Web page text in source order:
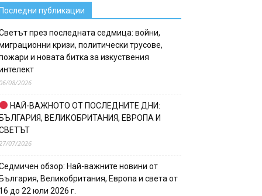
публикации
през последната седмица: войни,
кризи, политически трусове,
и новата битка за изкуствения
08/2026
НАЙ-ВАЖНОТО ОТ ПОСЛЕДНИТЕ ДНИ:
ВЕЛИКОБРИТАНИЯ, ЕВРОПА И
07/2026
обзор: Най-важните новини от
Великобритания, Европа и света от
до 22 юли 2026 г.